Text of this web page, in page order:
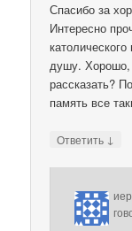
Спасибо за
Интересно
душу. Хорошо,
рассказать?
память все
Ответить ↓